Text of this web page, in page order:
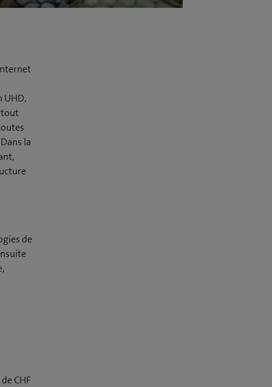
UHD,
la
de
CHF